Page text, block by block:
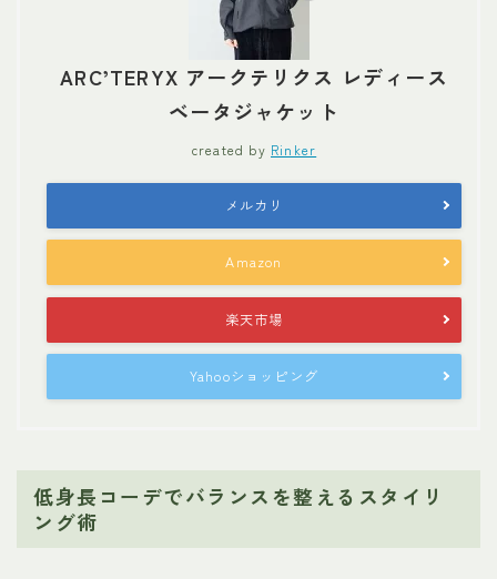
ARC’TERYX アークテリクス レディース
ベータジャケット
created by Rinker
メルカリ
Amazon
楽天市場
Yahooショッピング
低身長コーデでバランスを整えるスタイリ
ング術